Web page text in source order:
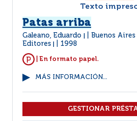
Texto
Patas arriba
Galeano, Eduardo
Buenos
Editores
1998
| En formato papel.
MÁS INFORMACIÓN...